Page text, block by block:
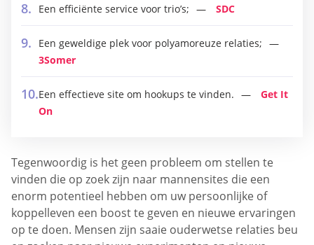
Een efficiënte service voor trio’s; SDC
Een geweldige plek voor polyamoreuze relaties;
3Somer
Een effectieve site om hookups te vinden.
Get It
On
Tegenwoordig is het geen probleem om stellen te
vinden die op zoek zijn naar mannensites die een
enorm potentieel hebben om uw persoonlijke of
koppelleven een boost te geven en nieuwe ervaringen
op te doen. Mensen zijn saaie ouderwetse relaties beu